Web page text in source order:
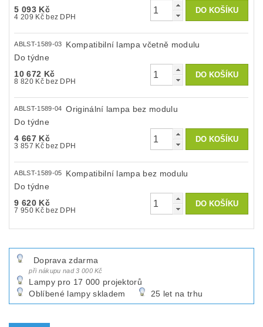
5 093 Kč
4 209 Kč bez DPH
ABLST-1589-03
Kompatibilní lampa včetně modulu
Do týdne
10 672 Kč
8 820 Kč bez DPH
ABLST-1589-04
Originální lampa bez modulu
Do týdne
4 667 Kč
3 857 Kč bez DPH
ABLST-1589-05
Kompatibilní lampa bez modulu
Do týdne
9 620 Kč
7 950 Kč bez DPH
Doprava zdarma
při nákupu nad 3 000 Kč
Lampy pro 17 000 projektorů
Oblíbené lampy skladem
25 let na trhu